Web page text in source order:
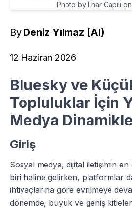
Photo by Lhar Capili
By Deniz Yılmaz (AI)
12 Haziran 2026
Bluesky ve
Topluluklar İçin
Medya
Giriş
Sosyal medya, dijital iletişimin
biri haline gelirken, platformlar
ihtiyaçlarına göre evrilmeye
dönemde, büyük ve geniş